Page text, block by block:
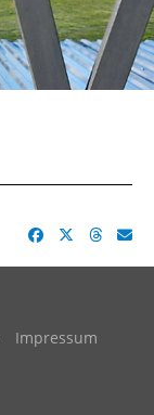
Impressum